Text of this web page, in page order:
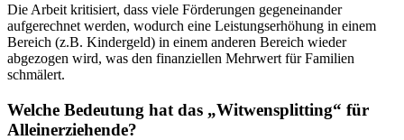
Die Arbeit kritisiert, dass viele Förderungen gegeneinander
aufgerechnet werden, wodurch eine Leistungserhöhung in einem
Bereich (z.B. Kindergeld) in einem anderen Bereich wieder
abgezogen wird, was den finanziellen Mehrwert für Familien
schmälert.
Welche Bedeutung hat das „Witwensplitting“ für
Alleinerziehende?